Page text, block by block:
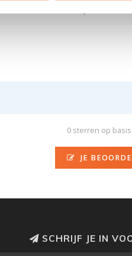
-
0 sterren op
JE
SCHRIJF JE IN